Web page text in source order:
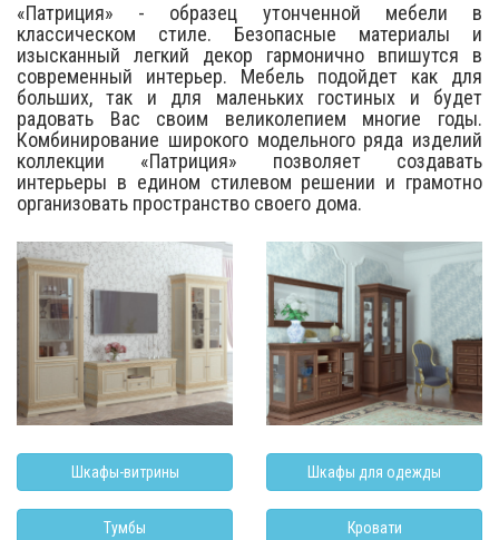
«Патриция» - образец утонченной мебели в
классическом стиле. Безопасные материалы и
изысканный легкий декор гармонично впишутся в
современный интерьер. Мебель подойдет как для
больших, так и для маленьких гостиных и будет
радовать Вас своим великолепием многие годы.
Комбинирование широкого модельного ряда изделий
коллекции «Патриция» позволяет создавать
интерьеры в едином стилевом решении и грамотно
организовать пространство своего дома.
Шкафы-витрины Шкафы для одежды
Тумбы Кровати